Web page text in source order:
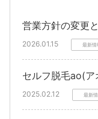
営業方針の変更
2026.01.15 最新情
セルフ脱毛ao(
2025.02.12 最新